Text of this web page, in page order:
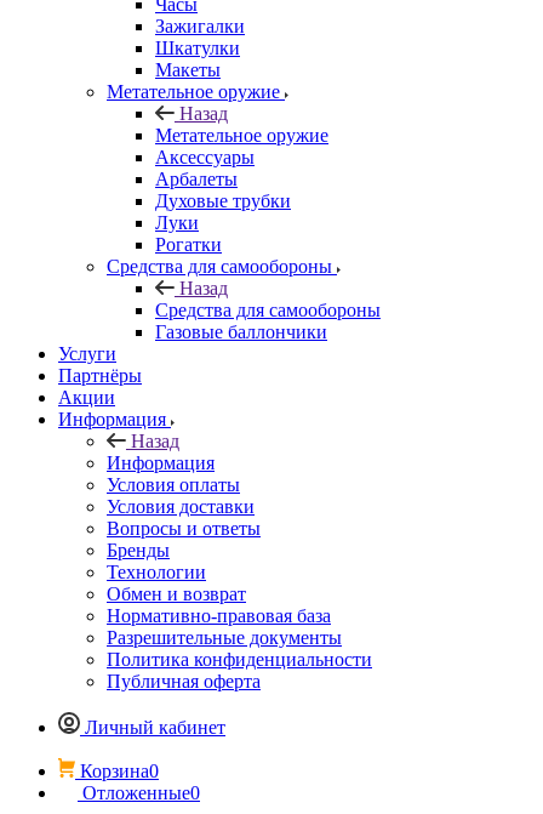
Часы
Зажигалки
Шкатулки
Макеты
Метательное оружие
Назад
Метательное оружие
Аксессуары
Арбалеты
Духовые трубки
Луки
Рогатки
Средства для самообороны
Назад
Средства для самообороны
Газовые баллончики
Услуги
Партнёры
Акции
Информация
Назад
Информация
Условия оплаты
Условия доставки
Вопросы и ответы
Бренды
Технологии
Обмен и возврат
Нормативно-правовая база
Разрешительные документы
Политика конфиденциальности
Публичная оферта
Личный кабинет
Корзина0
Отложенные0